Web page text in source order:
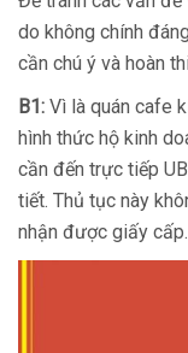
do không chính
cần chú ý và hoàn
B1: Vì là quán cafe
hình thức hộ kinh
cần đến trực tiếp
tiết. Thủ tục này
nhận được giấy cấp.